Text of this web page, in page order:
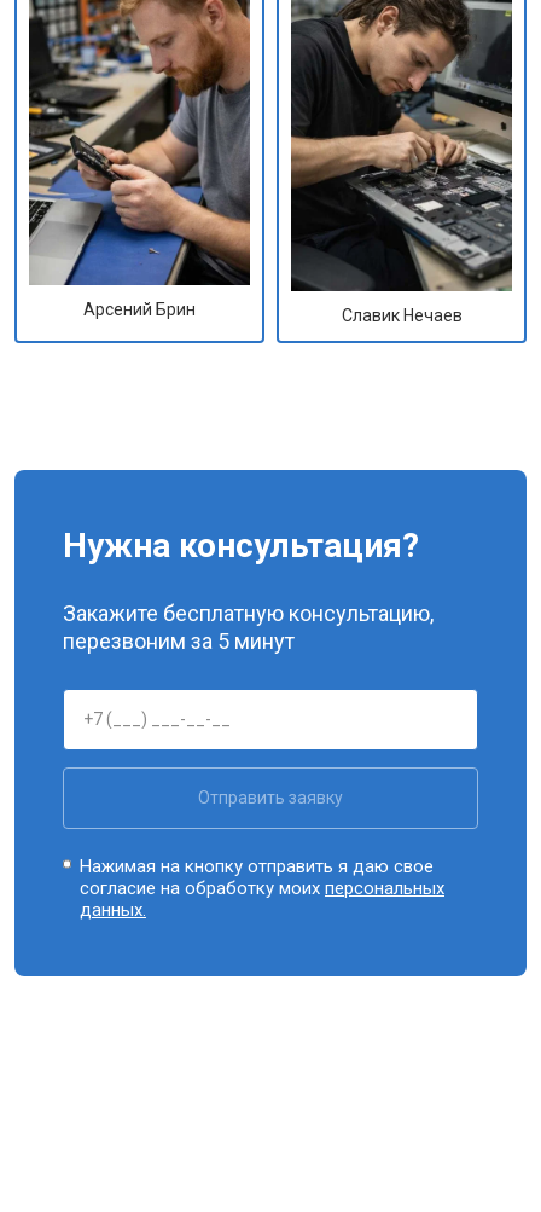
Арсений Брин Славик Нечаев
Нужна консультация?
Закажите бесплатную консультацию,
перезвоним за 5 минут
Отправить заявку
Нажимая на кнопку отправить я даю свое
согласие на обработку моихперсональных
данных.